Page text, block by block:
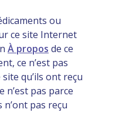
ou
ce site Internet
À propos de ce
ce n’est pas
qu’ils ont reçu
n’est pas parce
n’ont pas reçu